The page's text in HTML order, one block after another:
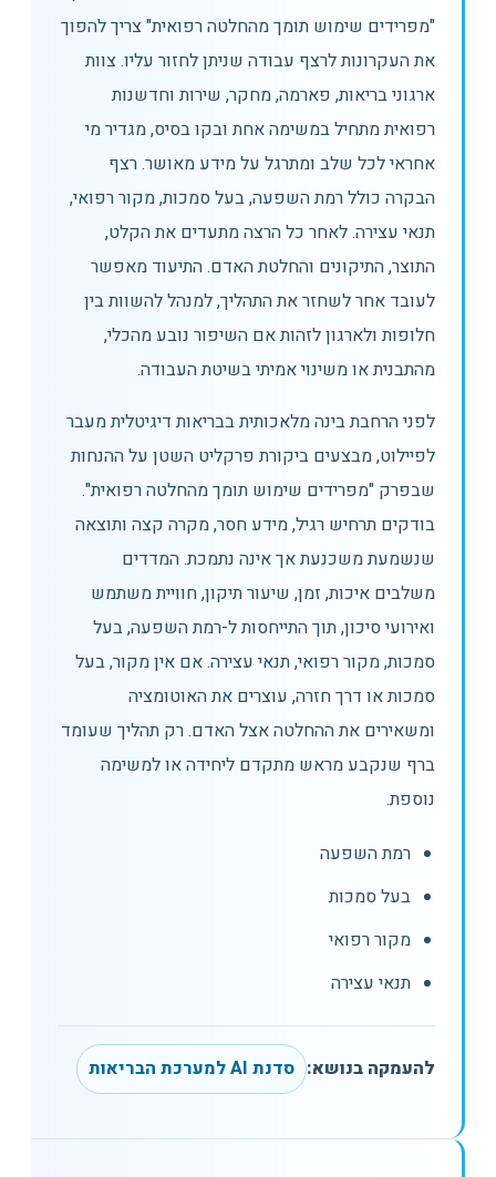
"מפרידים שימוש תומך מהחלטה רפואית" צריך להפוך
את העקרונות לרצף עבודה שניתן לחזור עליו. צוות
ארגוני בריאות, פארמה, מחקר, שירות וחדשנות
רפואית מתחיל במשימה אחת ובקו בסיס, מגדיר מי
אחראי לכל שלב ומתרגל על מידע מאושר. רצף
הבקרה כולל רמת השפעה, בעל סמכות, מקור רפואי,
תנאי עצירה. לאחר כל הרצה מתעדים את הקלט,
התוצר, התיקונים והחלטת האדם. התיעוד מאפשר
לעובד אחר לשחזר את התהליך, למנהל להשוות בין
חלופות ולארגון לזהות אם השיפור נובע מהכלי,
מהתבנית או משינוי אמיתי בשיטת העבודה.
לפני הרחבת בינה מלאכותית בבריאות דיגיטלית מעבר
לפיילוט, מבצעים ביקורת פרקליט השטן על ההנחות
שבפרק "מפרידים שימוש תומך מהחלטה רפואית".
בודקים תרחיש רגיל, מידע חסר, מקרה קצה ותוצאה
שנשמעת משכנעת אך אינה נתמכת. המדדים
משלבים איכות, זמן, שיעור תיקון, חוויית משתמש
ואירועי סיכון, תוך התייחסות ל-רמת השפעה, בעל
סמכות, מקור רפואי, תנאי עצירה. אם אין מקור, בעל
סמכות או דרך חזרה, עוצרים את האוטומציה
ומשאירים את ההחלטה אצל האדם. רק תהליך שעומד
ברף שנקבע מראש מתקדם ליחידה או למשימה
נוספת.
רמת השפעה
בעל סמכות
מקור רפואי
תנאי עצירה
להעמקה בנושא: סדנת AI למערכת הבריאות